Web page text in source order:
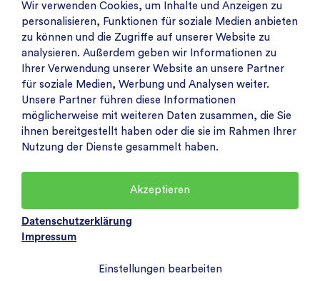
Wir verwenden Cookies, um Inhalte und Anzeigen zu
personalisieren, Funktionen für soziale Medien anbieten
zu können und die Zugriffe auf unserer Website zu
analysieren. Außerdem geben wir Informationen zu
Ihrer Verwendung unserer Website an unsere Partner
für soziale Medien, Werbung und Analysen weiter.
Unsere Partner führen diese Informationen
möglicherweise mit weiteren Daten zusammen, die Sie
ihnen bereitgestellt haben oder die sie im Rahmen Ihrer
Nutzung der Dienste gesammelt haben.
Akzeptieren
Datenschutzerklärung
Impressum
Einstellungen bearbeiten